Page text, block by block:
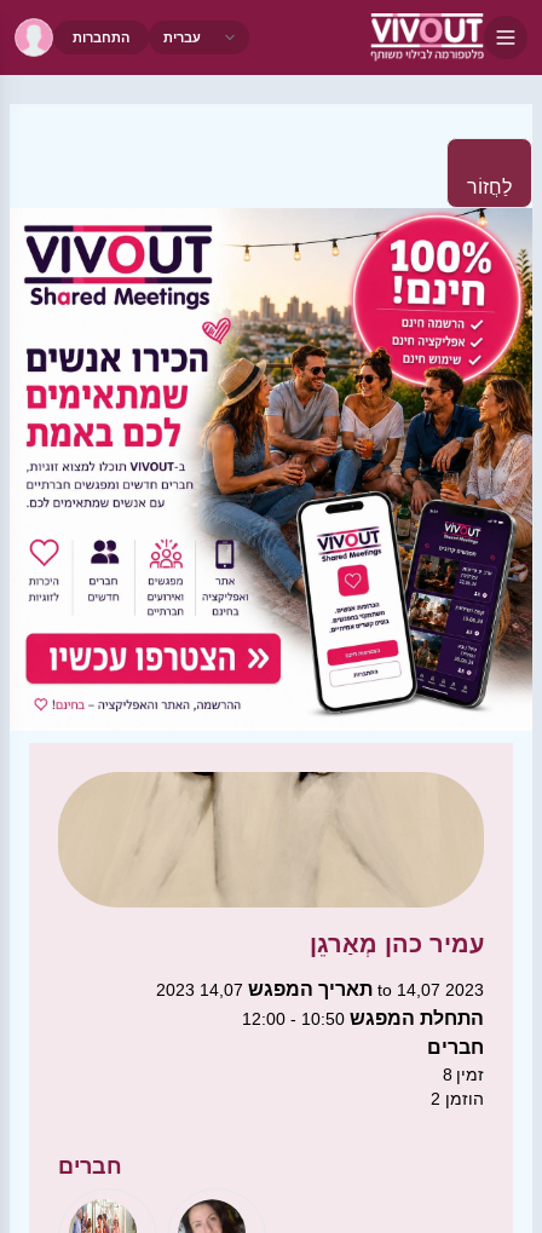
התחברות
לַחֲזוֹר
עמיר כהן מְאַרגֵן
תאריך המפגש 14,07 2023 to 14,07 2023
התחלת המפגש 10:50 - 12:00
חברים
8 זמין
2 הוזמן
חברים